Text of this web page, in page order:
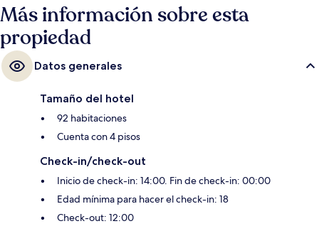
Más información sobre esta
propiedad
Datos generales
Tamaño del hotel
92 habitaciones
Cuenta con 4 pisos
Check-in/check-out
Inicio de check-in: 14:00. Fin de check-in: 00:00
Edad mínima para hacer el check-in: 18
Check-out: 12:00